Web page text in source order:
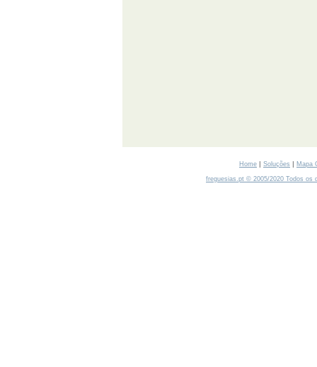
Home | Soluções | Mapa
freguesias.pt © 2005/2020 Todos os